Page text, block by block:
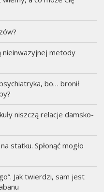
Się
nieinwazyjnej metody
bo… bronił
niszczą relacje damsko-
statku. Spłonąć mogło
Jak twierdzi, sam jest